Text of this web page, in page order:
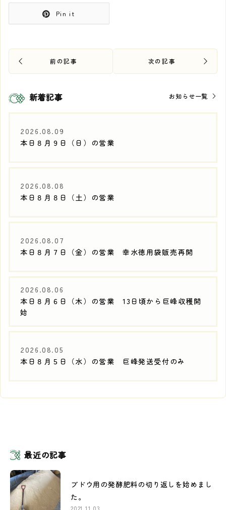
Pin it
新着記事 お知らせ一覧
2026.08.09
本日８月９日（日）の営業
2026.08.08
本日８月８日（土）の営業
2026.08.07
本日８月７日（金）の営業 幸水徳用袋販売再開
2026.08.06
本日８月６日（木）の営業 13日頃から巨峰収穫開
始
2026.08.05
本日８月５日（水）の営業 巨峰発送受付のみ
最近の記事
ブドウ用の発酵肥料の切り返しを始めまし
た。
2021.11.03